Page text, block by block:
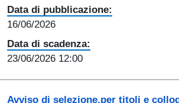
Data di pubblicazione:
16/06/2026
Data di scadenza:
23/06/2026 12:00
Avviso di selezione,per titoli e